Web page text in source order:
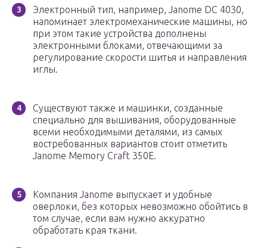
Электронный тип, например, Janome DC 4030,
напоминает электромеханические машины, но
при этом такие устройства дополнены
электронными блоками, отвечающими за
регулирование скорости шитья и направления
иглы.
Существуют также и машинки, созданные
специально для вышивания, оборудованные
всеми необходимыми деталями, из самых
востребованных вариантов стоит отметить
Janome Memory Craft 350E.
Компания Janome выпускает и удобные
оверлоки, без которых невозможно обойтись в
том случае, если вам нужно аккуратно
обработать края ткани.